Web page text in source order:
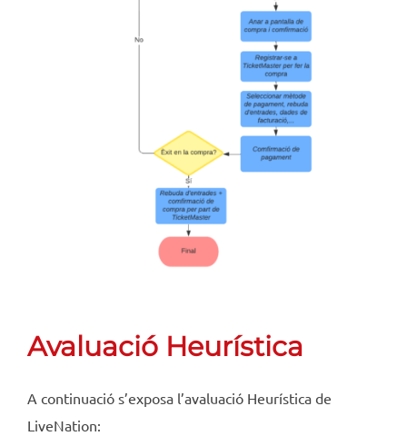
Avaluació Heurística
A continuació s’exposa l’avaluació Heurística de
LiveNation: